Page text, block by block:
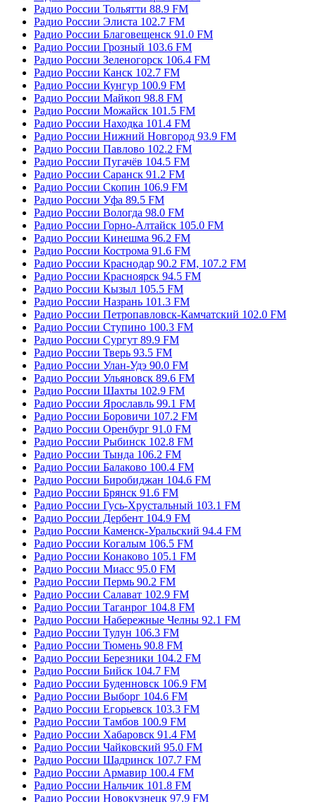
Радио России Тольятти 88.9 FM
Радио России Элиста 102.7 FM
Радио России Благовещенск 91.0 FM
Радио России Грозный 103.6 FM
Радио России Зеленогорск 106.4 FM
Радио России Канск 102.7 FM
Радио России Кунгур 100.9 FM
Радио России Майкоп 98.8 FM
Радио России Можайск 101.5 FM
Радио России Находка 101.4 FM
Радио России Нижний Новгород 93.9 FM
Радио России Павлово 102.2 FM
Радио России Пугачёв 104.5 FM
Радио России Саранск 91.2 FM
Радио России Скопин 106.9 FM
Радио России Уфа 89.5 FM
Радио России Вологда 98.0 FM
Радио России Горно-Алтайск 105.0 FM
Радио России Кинешма 96.2 FM
Радио России Кострома 91.6 FM
Радио России Краснодар 90.2 FM, 107.2 FM
Радио России Красноярск 94.5 FM
Радио России Кызыл 105.5 FM
Радио России Назрань 101.3 FM
Радио России Петропавловск-Камчатский 102.0 FM
Радио России Ступино 100.3 FM
Радио России Сургут 89.9 FM
Радио России Тверь 93.5 FM
Радио России Улан-Удэ 90.0 FM
Радио России Ульяновск 89.6 FM
Радио России Шахты 102.9 FM
Радио России Ярославль 99.1 FM
Радио России Боровичи 107.2 FM
Радио России Оренбург 91.0 FM
Радио России Рыбинск 102.8 FM
Радио России Тында 106.2 FM
Радио России Балаково 100.4 FM
Радио России Биробиджан 104.6 FM
Радио России Брянск 91.6 FM
Радио России Гусь-Хрустальный 103.1 FM
Радио России Дербент 104.9 FM
Радио России Каменск-Уральский 94.4 FM
Радио России Когалым 106.5 FM
Радио России Конаково 105.1 FM
Радио России Миасс 95.0 FM
Радио России Пермь 90.2 FM
Радио России Салават 102.9 FM
Радио России Таганрог 104.8 FM
Радио России Набережные Челны 92.1 FM
Радио России Тулун 106.3 FM
Радио России Тюмень 90.8 FM
Радио России Березники 104.2 FM
Радио России Бийск 104.7 FM
Радио России Буденновск 106.9 FM
Радио России Выборг 104.6 FM
Радио России Егорьевск 103.3 FM
Радио России Тамбов 100.9 FM
Радио России Хабаровск 91.4 FM
Радио России Чайковский 95.0 FM
Радио России Шадринск 107.7 FM
Радио России Армавир 100.4 FM
Радио России Нальчик 101.8 FM
Радио России Новокузнецк 97.9 FM